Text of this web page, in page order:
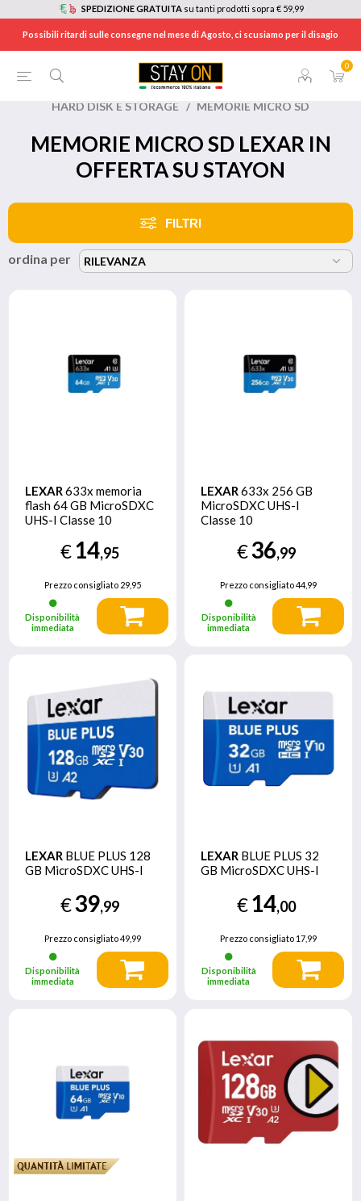
SPEDIZIONE GRATUITA su tanti prodotti sopra € 59,99
Possibili ritardi sulle consegne nel mese di Agosto, ci scusiamo per il disagio
0
/ BRANDS / LEXAR
HARD DISK E STORAGE / MEMORIE MICRO SD
MEMORIE MICRO SD LEXAR IN
OFFERTA SU STAYON
FILTRI
ordina per
LEXAR633x memoria
flash 64 GB MicroSDXC
UHS-I Classe 10
€14,95
Prezzo consigliato29,95
Disponibilità
immediata
LEXAR633x 256 GB
MicroSDXC UHS-I
Classe 10
€36,99
Prezzo consigliato44,99
Disponibilità
immediata
LEXAR BLUE PLUS 128
GB MicroSDXC UHS-I
€39,99
Prezzo consigliato49,99
Disponibilità
immediata
LEXAR BLUE PLUS 32
GB MicroSDXC UHS-I
€14,00
Prezzo consigliato 17,99
Disponibilità
immediata